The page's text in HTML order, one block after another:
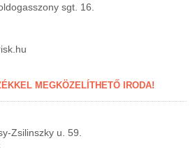
sgt. 16.
MEGKÖZELÍTHETŐ IRODA!
Zsilinszky u. 59.